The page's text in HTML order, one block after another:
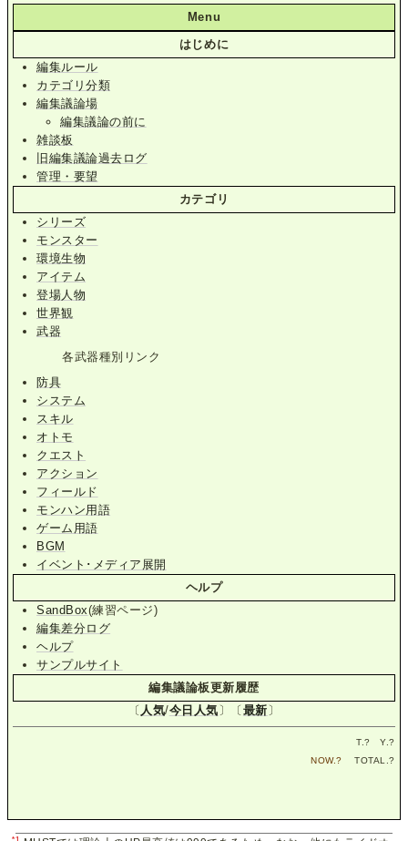
Menu
はじめに
編集ルール
カテゴリ分類
編集議論場
編集議論の前に
雑談板
旧編集議論過去ログ
管理・要望
カテゴリ
シリーズ
モンスター
環境生物
アイテム
登場人物
世界観
武器
各武器種別リンク
防具
システム
スキル
オトモ
クエスト
アクション
フィールド
モンハン用語
ゲーム用語
BGM
イベント･メディア展開
ヘルプ
SandBox(練習ページ)
編集差分ログ
ヘルプ
サンプルサイト
編集議論板更新履歴
〔 人気/今日人気 〕〔 最新 〕
T.? Y.?
NOW.? TOTAL.?